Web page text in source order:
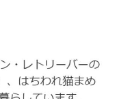
ードする